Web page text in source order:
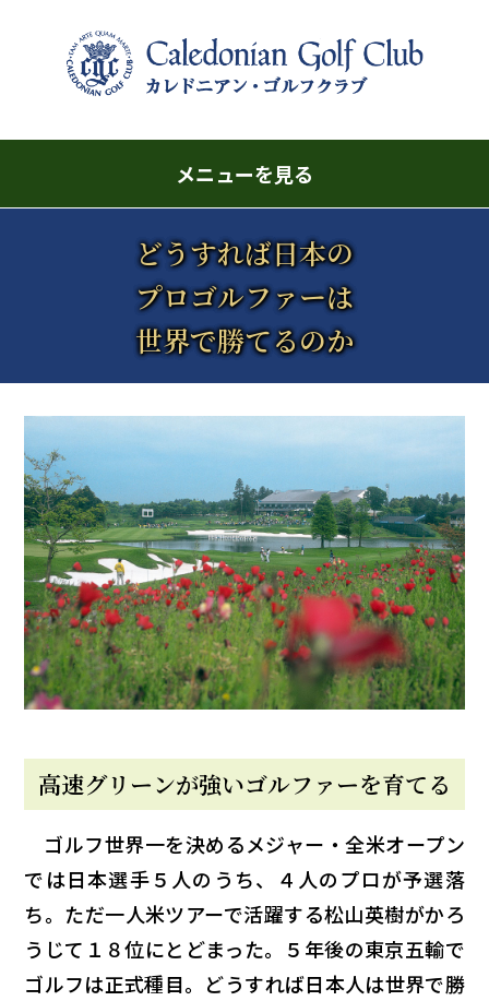
メニューを見る
どうすれば日本の
プロゴルファーは
世界で勝てるのか
高速グリーンが強いゴルファーを育てる
ゴルフ世界一を決めるメジャー・全米オープン
では日本選手５人のうち、４人のプロが予選落
ち。ただ一人米ツアーで活躍する松山英樹がかろ
うじて１８位にとどまった。５年後の東京五輸で
ゴルフは正式種目。どうすれば日本人は世界で勝